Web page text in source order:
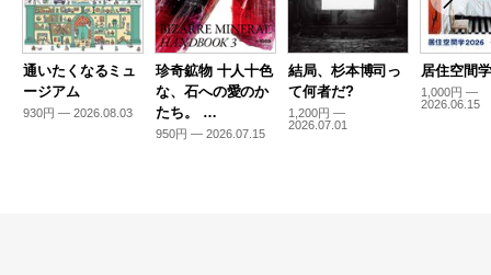
通いたくなるミュ
ージアム
930円 — 2026.08.03
珍奇鉱物 十人十色
な、石への愛のか
たち。 …
950円 — 2026.07.15
結局、杉本博司っ
て何者だ?
1,200円 —
2026.07.01
居住空間
1,000円 —
2026.06.15